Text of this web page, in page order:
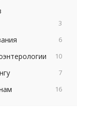
3
6
10
7
16